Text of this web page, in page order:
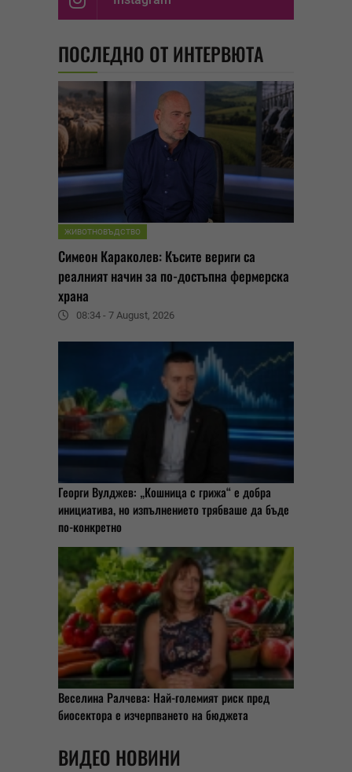
ПОСЛЕДНО ОТ ИНТЕРВЮТА
ЖИВОТНОВЪДСТВО
Симеон Караколев: Късите вериги са
реалният начин за по-достъпна фермерска
храна
08:34 - 7 August, 2026
Георги Вулджев: „Кошница с грижа“ е добра
инициатива, но изпълнението трябваше да бъде
по-конкретно
Веселина Ралчева: Най-големият риск пред
биосектора е изчерпването на бюджета
ВИДЕО НОВИНИ